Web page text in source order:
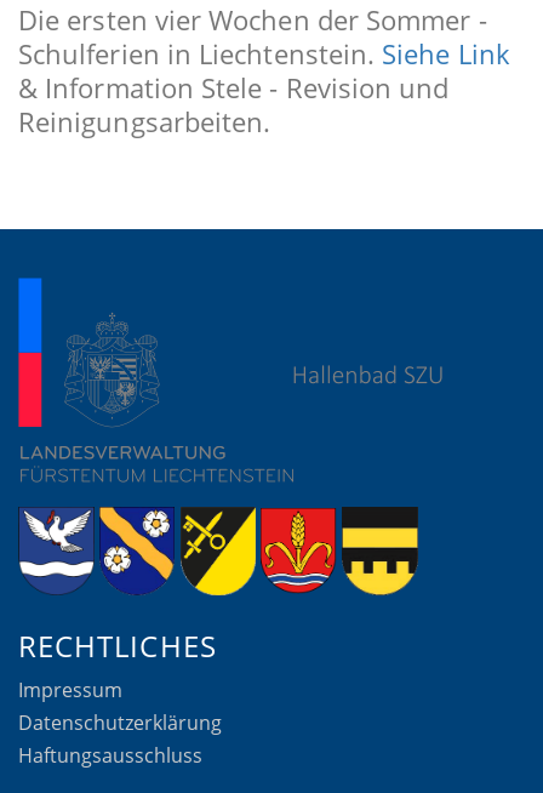
Die ersten vier Wochen der Sommer -
Schulferien in Liechtenstein. Siehe Link
& Information Stele - Revision und
Reinigungsarbeiten.
RECHTLICHES
Impressum
Datenschutzerklärung
Haftungsausschluss